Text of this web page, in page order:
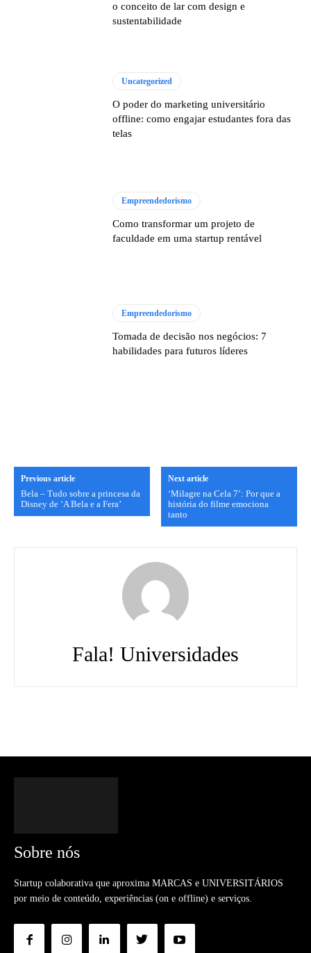
o conceito de lar com design e
sustentabilidade
Uncategorized
O poder do marketing universitário
offline: como engajar estudantes fora das
telas
Empreendedorismo
Como transformar um projeto de
faculdade em uma startup rentável
Empreendedorismo
Tomada de decisão nos negócios: 7
habilidades para futuros líderes
Previous article
Bela – Tudo sobre a princesa da
Disney de ‘A Bela e a Fera’
Next article
‘Milagre na Cela 7’: Por que a
história do filme emociona
tanto
Fala! Universidades
Sobre nós
Startup colaborativa que aproxima MARCAS e UNIVERSITÁRIOS
por meio de conteúdo, experiências (on e offline) e serviços.